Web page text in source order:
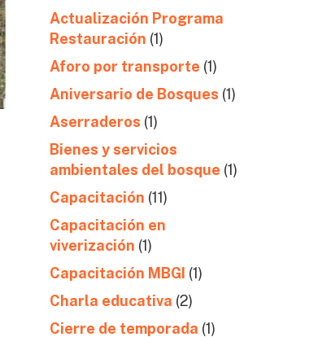
Actualización Programa
Restauración (1)
Aforo por transporte (1)
Aniversario de Bosques (1)
Aserraderos (1)
Bienes y servicios
ambientales del bosque (1)
Capacitación (11)
Capacitación en
viverización (1)
Capacitación MBGI (1)
Charla educativa (2)
Cierre de temporada (1)